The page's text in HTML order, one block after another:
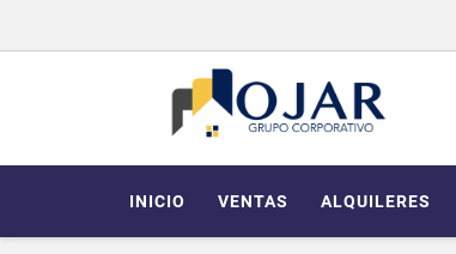
INICIO VENTAS ALQUILERES